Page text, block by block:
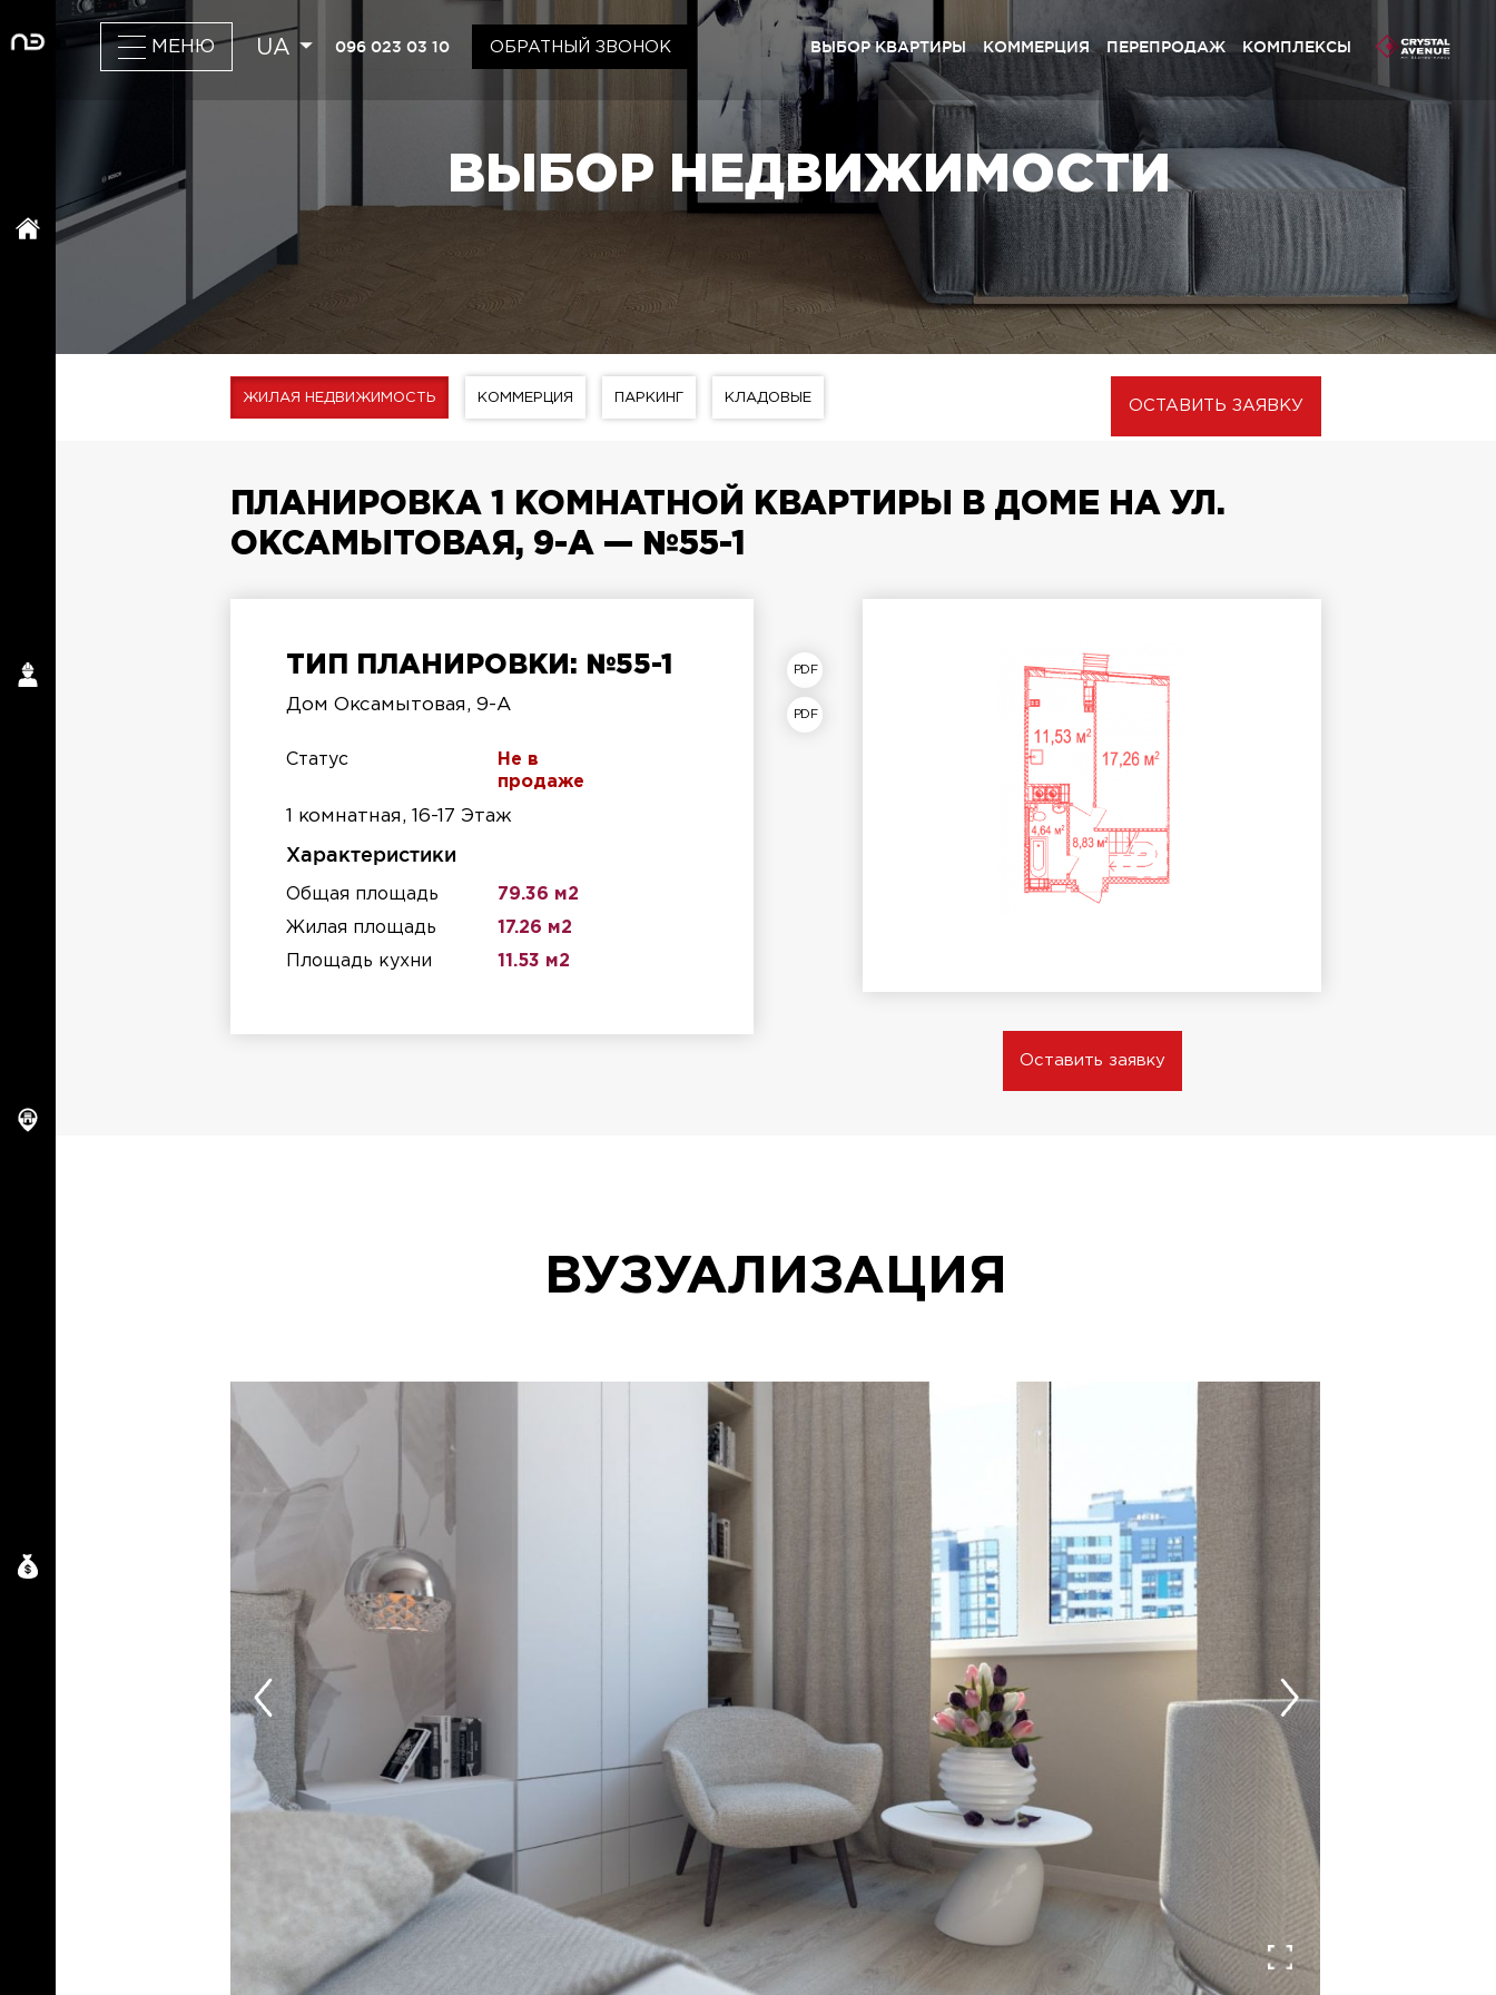
МЕНЮ UA 096 023 03 10 ОБРАТНЫЙ ЗВОНОК ВЫБОР КВАРТИРЫ КОММЕРЦИЯ ПЕРЕПРОДАЖ КОМПЛЕКСЫ
Киев
ЖК «Щасливий Grand» Софиевская Борщаговка
ЖК «Crystal Avenue» Петропавловская Борщаговка
ЖК «Щасливий» Петропавловская Борщаговка
ЖК «Щасливий» Софиевская Борщаговка
Львов
ЖК «Lypynsky» Львов
ВЫБОР НЕДВИЖИМОСТИ
ЖИЛАЯ НЕДВИЖИМОСТЬ КОММЕРЦИЯ ПАРКИНГ КЛАДОВЫЕ
ОСТАВИТЬ ЗАЯВКУ
ПЛАНИРОВКА 1 КОМНАТНОЙ КВАРТИРЫ В ДОМЕ НА УЛ.
ОКСАМЫТОВАЯ, 9-А — №55-1
ТИП ПЛАНИРОВКИ: №55-1
Дом Оксамытовая, 9-А
Статус
Не в
продаже
1 комнатная, 16-17 Этаж
Характеристики
Общая площадь
79.36 м2
Жилая площадь
17.26 м2
Площадь кухни
11.53 м2
план квартиры
план этажа
Оставить заявку
ВУЗУАЛИЗАЦИЯ